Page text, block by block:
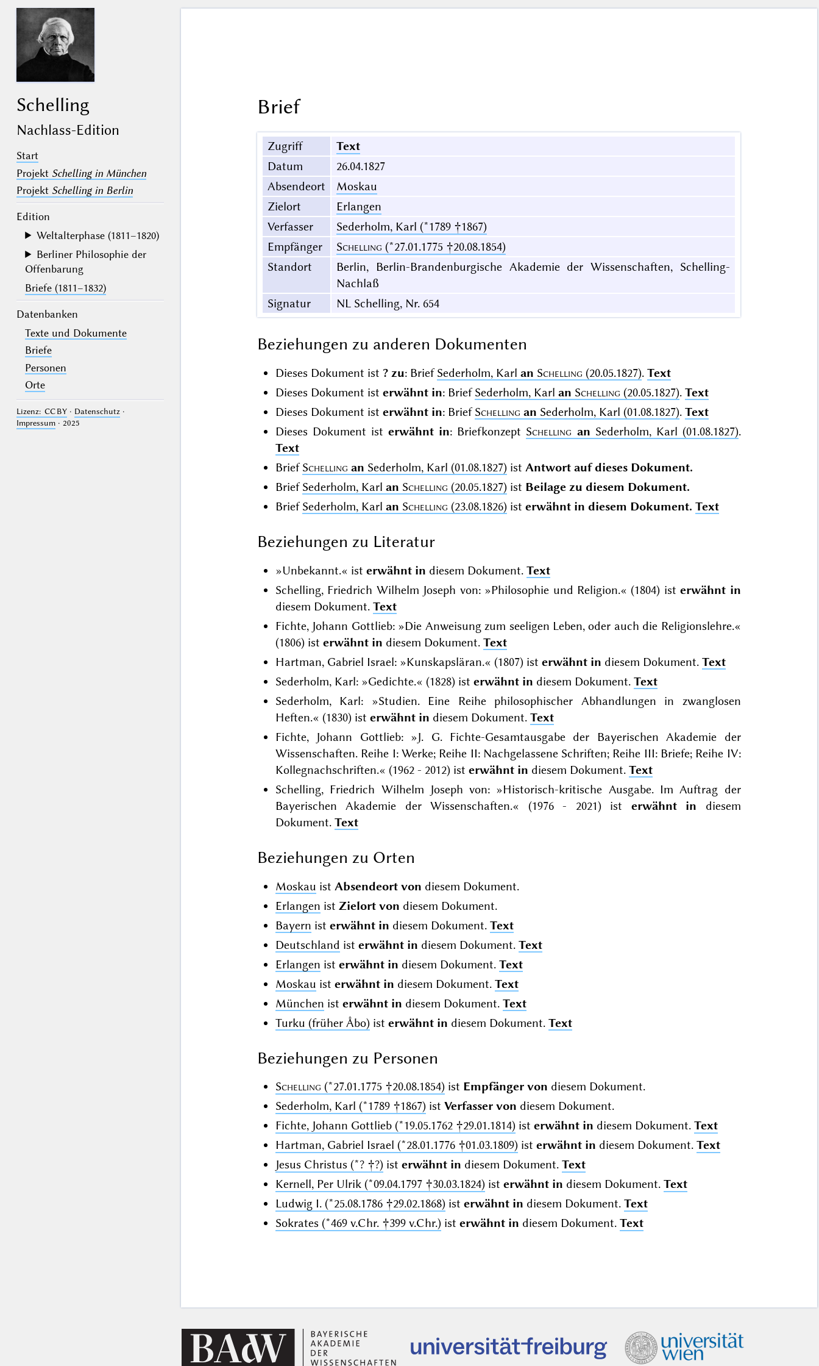
Schelling
Nachlass-Edition
Start
Projekt Schelling in München
Projekt Schelling in Berlin
Edition
Weltalterphase (1811–1820)
Berliner Philosophie der
Offenbarung
Briefe (1811–1832)
Datenbanken
Texte und Dokumente
Briefe
Personen
Orte
Lizenz: CC BY· Datenschutz·
Impressum· 2025
Brief
Zugriff
Text
Datum
26.04.1827
Absendeort
Moskau
Zielort
Erlangen
Verfasser
Sederholm, Karl (*1789 †1867)
Empfänger
Schelling (*27.01.1775 †20.08.1854)
Standort
Berlin, Berlin-Brandenburgische Akademie der Wissenschaften, Schelling-
Nachlaß
Signatur
NL Schelling, Nr. 654
Beziehungen zu anderen Dokumenten
Dieses Dokument ist ? zu: BriefSederholm, Karl an Schelling (20.05.1827). Text
Dieses Dokument ist erwähnt in: BriefSederholm, Karl an Schelling (20.05.1827). Text
Dieses Dokument ist erwähnt in: BriefSchelling an Sederholm, Karl (01.08.1827). Text
Dieses Dokument isterwähnt in: Briefkonzept Schelling an Sederholm, Karl (01.08.1827).
Text
BriefSchelling an Sederholm, Karl (01.08.1827)ist Antwort auf dieses Dokument.
BriefSederholm, Karl an Schelling (20.05.1827)ist Beilage zu diesem Dokument.
BriefSederholm, Karl an Schelling (23.08.1826)ist erwähnt in diesem Dokument. Text
Beziehungen zu Literatur
»Unbekannt.« ist erwähnt in diesem Dokument. Text
Schelling, Friedrich Wilhelm Joseph von: »Philosophie und Religion.« (1804) isterwähnt in
diesem Dokument. Text
Fichte, Johann Gottlieb: »Die Anweisung zum seeligen Leben, oder auch die Religionslehre.«
(1806) ist erwähnt in diesem Dokument. Text
Hartman, Gabriel Israel: »Kunskapsläran.« (1807) ist erwähnt in diesem Dokument. Text
Sederholm, Karl: »Gedichte.« (1828) ist erwähnt in diesem Dokument. Text
Sederholm, Karl: »Studien. Eine Reihe philosophischer Abhandlungen in zwanglosen
Heften.« (1830) ist erwähnt in diesem Dokument. Text
Fichte, Johann Gottlieb: »J. G. Fichte-Gesamtausgabe der Bayerischen Akademie der
Wissenschaften. Reihe I: Werke; Reihe II: Nachgelassene Schriften; Reihe III: Briefe; Reihe IV:
Kollegnachschriften.« (1962 - 2012) ist erwähnt in diesem Dokument. Text
Schelling, Friedrich Wilhelm Joseph von: »Historisch-kritische Ausgabe. Im Auftrag der
Bayerischen Akademie der Wissenschaften.« (1976 - 2021) ist erwähnt in diesem
Dokument. Text
Beziehungen zu Orten
Moskau ist Absendeort von diesem Dokument.
Erlangen ist Zielort von diesem Dokument.
Bayern ist erwähnt in diesem Dokument. Text
Deutschland ist erwähnt in diesem Dokument. Text
Erlangen ist erwähnt in diesem Dokument. Text
Moskau ist erwähnt in diesem Dokument. Text
München ist erwähnt in diesem Dokument. Text
Turku (früher Åbo)ist erwähnt in diesem Dokument. Text
Beziehungen zu Personen
Schelling (*27.01.1775 †20.08.1854)ist Empfänger von diesem Dokument.
Sederholm, Karl (*1789 †1867)ist Verfasser von diesem Dokument.
Fichte, Johann Gottlieb (*19.05.1762 †29.01.1814)ist erwähnt in diesem Dokument. Text
Hartman, Gabriel Israel (*28.01.1776 †01.03.1809)ist erwähnt in diesem Dokument. Text
Jesus Christus (*? †?)ist erwähnt in diesem Dokument. Text
Kernell, Per Ulrik (*09.04.1797 †30.03.1824)ist erwähnt in diesem Dokument. Text
Ludwig I. (*25.08.1786 †29.02.1868)ist erwähnt in diesem Dokument. Text
Sokrates (*469 v.Chr. †399 v.Chr.)ist erwähnt in diesem Dokument. Text